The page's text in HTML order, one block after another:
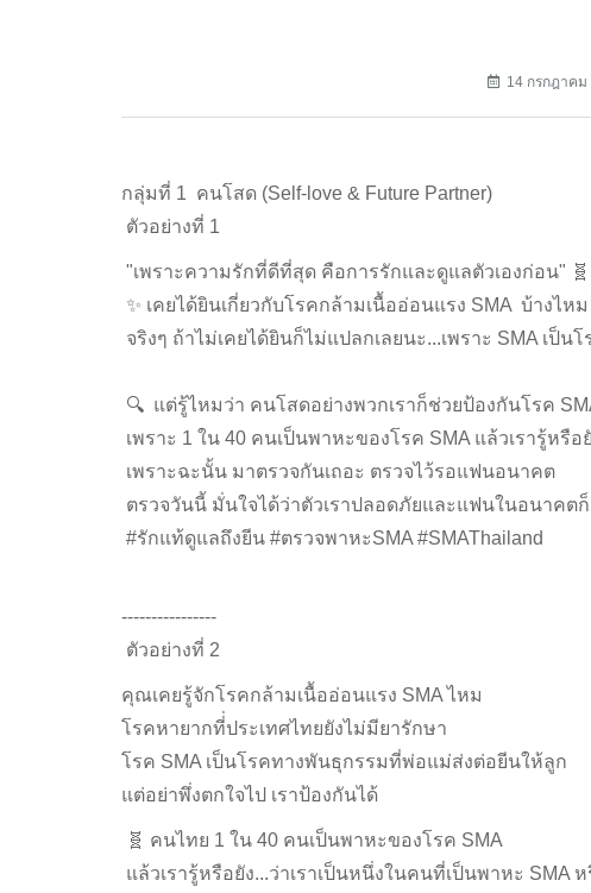
14 กรกฎาคม
กลุ่มที่ 1 คนโสด (Self-love & Future Partner)
ตัวอย่างที่ 1
"เพราะความรักที่ดีที่สุด คือการรักและดูแลตัวเองก่อน" 🧬
✨ เคยได้ยินเกี่ยวกับโรคกล้ามเนื้ออ่อนแรง SMA บ้างไหม
จริงๆ ถ้าไม่เคยได้ยินก็ไม่แปลกเลยนะ...เพราะ SMA เป็น
🔍 แต่รู้ไหมว่า คนโสดอย่างพวกเราก็ช่วยป้องกันโรค
เพราะ 1 ใน 40 คนเป็นพาหะของโรค SMA แล้วเรารู้หรื
เพราะฉะนั้น มาตรวจกันเถอะ ตรวจไว้รอแฟนอนาคต
ตรวจวันนี้ มั่นใจได้ว่าตัวเราปลอดภัยและแฟนในอนาคต
#รักแท้ดูแลถึงยีน #ตรวจพาหะSMA #SMAThailand
----------------
ตัวอย่างที่ 2
คุณเคยรู้จักโรคกล้ามเนื้ออ่อนแรง SMA ไหม
โรคหายากที่่ประเทศไทยยังไม่มียารักษา
โรค SMA เป็นโรคทางพันธุกรรมที่พ่อแม่ส่งต่อยีนให้ลูก
แต่อย่าพึ่งตกใจไป เราป้องกันได้
🧬 คนไทย 1 ใน 40 คนเป็นพาหะของโรค SMA
แล้วเรารู้หรือยัง...ว่าเราเป็นหนึ่งในคนที่เป็นพาหะ SMA ห